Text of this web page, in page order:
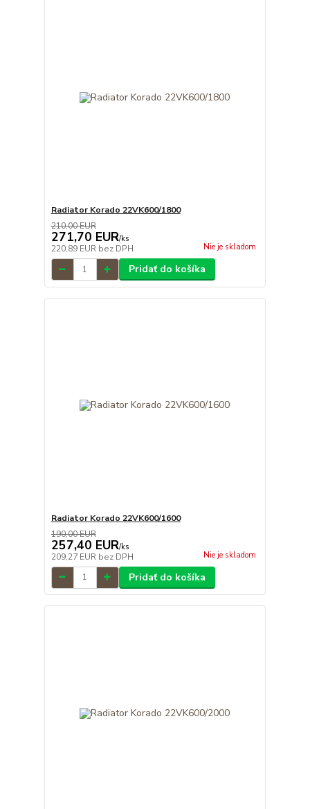
Radiator Korado 22VK600/1800
210,00 EUR
271,70 EUR/ks
220,89 EUR bez DPH Nie je skladom
Pridať do košíka
Radiator Korado 22VK600/1600
190,00 EUR
257,40 EUR/ks
209,27 EUR bez DPH Nie je skladom
Pridať do košíka